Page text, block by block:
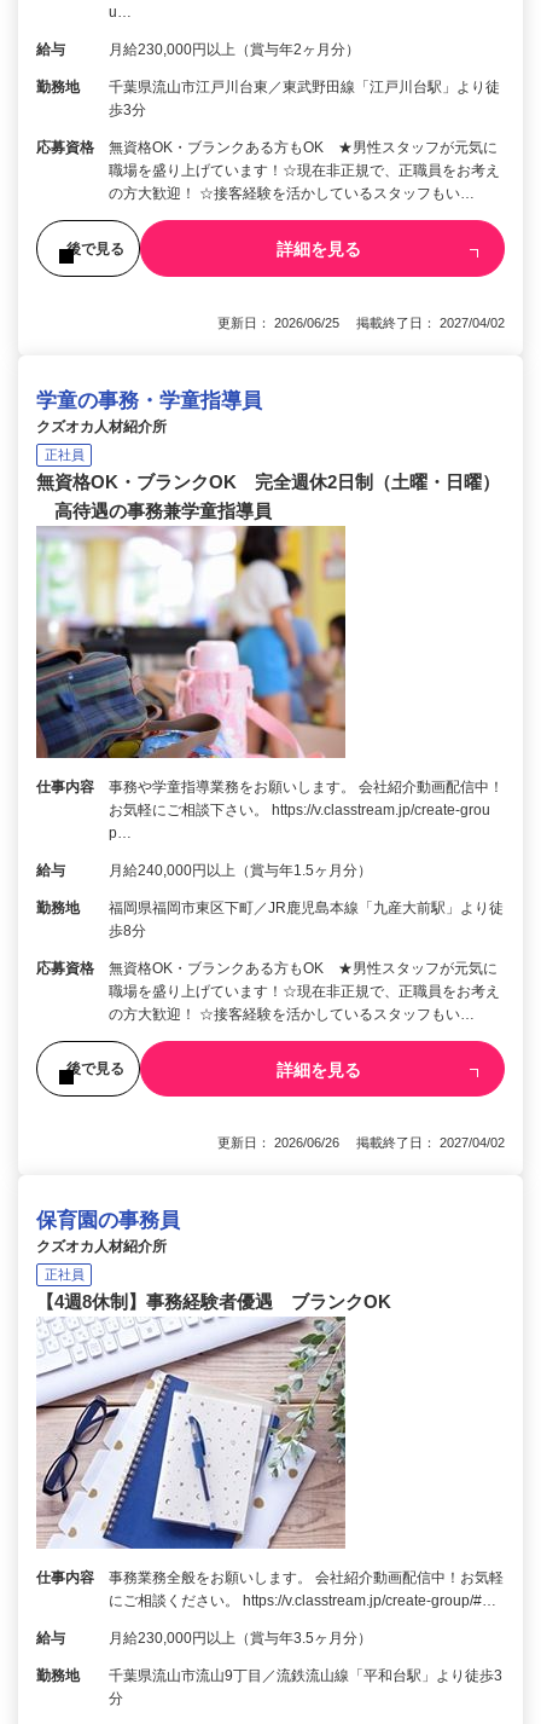
u…
給与 月給230,000円以上（賞与年2ヶ月分）
勤務地
千葉県流山市江戸川台東／東武野田線「江戸川台駅」より徒
歩3分
応募資格
無資格OK・ブランクある方もOK ★男性スタッフが元気に
職場を盛り上げています！☆現在非正規で、正職員をお考え
の方大歓迎！ ☆接客経験を活かしているスタッフもい…
後で見る 詳細を見る
更新日： 2026/06/25 掲載終了日： 2027/04/02
学童の事務・学童指導員
クズオカ人材紹介所
正社員
無資格OK・ブランクOK 完全週休2日制（土曜・日曜）
高待遇の事務兼学童指導員
仕事内容
事務や学童指導業務をお願いします。 会社紹介動画配信中！
お気軽にご相談下さい。 https://v.classtream.jp/create-grou
p…
給与 月給240,000円以上（賞与年1.5ヶ月分）
勤務地
福岡県福岡市東区下町／JR鹿児島本線「九産大前駅」より徒
歩8分
応募資格
無資格OK・ブランクある方もOK ★男性スタッフが元気に
職場を盛り上げています！☆現在非正規で、正職員をお考え
の方大歓迎！ ☆接客経験を活かしているスタッフもい…
後で見る 詳細を見る
更新日： 2026/06/26 掲載終了日： 2027/04/02
保育園の事務員
クズオカ人材紹介所
正社員
【4週8休制】事務経験者優遇 ブランクOK
仕事内容
事務業務全般をお願いします。 会社紹介動画配信中！お気軽
にご相談ください。 https://v.classtream.jp/create-group/#…
給与 月給230,000円以上（賞与年3.5ヶ月分）
勤務地
千葉県流山市流山9丁目／流鉄流山線「平和台駅」より徒歩3
分